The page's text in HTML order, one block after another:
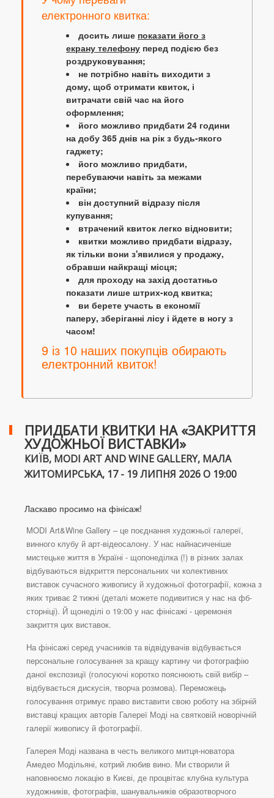
електронного квитка:
досить лише показати його з
екрану телефону перед подією без
роздруковування;
не потрібно навіть виходити з
дому, щоб отримати квиток, і
витрачати свій час на його
оформлення;
його можливо придбати 24 години
на добу 365 днів на рік з будь-якого
гаджету;
його можливо придбати,
перебуваючи навіть за межами
країни;
він доступний відразу після
купування;
втрачений квиток легко відновити;
квитки можливо придбати відразу,
як тільки вони з'явилися у продажу,
обравши найкращі місця;
для проходу на захід достатньо
показати лише штрих-код квитка;
ви берете участь в економії
паперу, зберіганні лісу і йдете в ногу з
часом!
9 із 10 наших покупців обирають
електронний квиток!
ПРИДБАТИ КВИТКИ НА «ЗАКРИТТЯ
ХУДОЖНЬОЇ ВИСТАВКИ»
КИЇВ, MODI ART AND WINE GALLERY, МАЛА
ЖИТОМИРСЬКА, 17 - 19 ЛИПНЯ 2026 О 19:00
Ласкаво просимо на фінісаж!
MODI Art&Wine Gallery – це поєднання художньої галереї,
винного клубу й арт-відеосалону. У нас найнасиченіше
мистецьке життя в Україні - щопонеділка (!) в різних залах
відбуваються відкриття персональних чи колективних
виставок сучасного живопису й художньої фотографії, кожна з
яких триває 2 тижні (деталі можете подивитися у нас на фб-
сторніці). Й щонеділі о 19:00 у нас фінісажі - церемонія
закриття цих виставок.
На фінісажі серед учасників та відвідувачів відбувається
персональне голосування за кращу картину чи фотографію
даної експозиції (голосуючі коротко пояснюють свій вибір –
відбувається дискусія, творча розмова). Переможець
голосування отримує право виставити свою роботу на збірній
виставці кращих авторів Галереї Моді на святковій новорічній
галерії живопису й фотографії.
Галерея Моді названа в честь великого митця-новатора
Амедео Модільяні, котрий любив вино. Ми створили й
наповнюємо локацію в Києві, де процвітає клубна культура
художників, фотографів, шанувальників образотворчого